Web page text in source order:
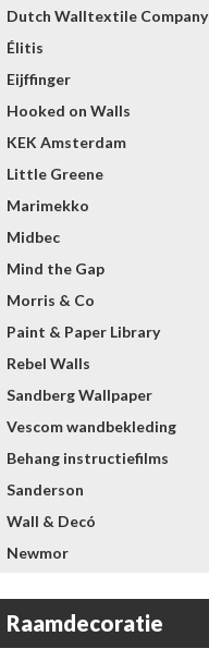
Dutch Walltextile Company
Élitis
Eijffinger
Hooked on Walls
KEK Amsterdam
Little Greene
Marimekko
Midbec
Mind the Gap
Morris & Co
Paint & Paper Library
Rebel Walls
Sandberg Wallpaper
Vescom wandbekleding
Behang instructiefilms
Sanderson
Wall & Decó
Newmor
Raamdecoratie